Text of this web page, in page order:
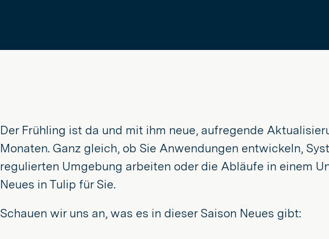
Der Frühling ist da und mit ihm neue, aufregende
Monaten. Ganz gleich, ob Sie Anwendungen entwickeln,
regulierten Umgebung arbeiten oder die Abläufe in einem
Neues in Tulip für Sie.
Schauen wir uns an, was es in dieser Saison Neues gibt: